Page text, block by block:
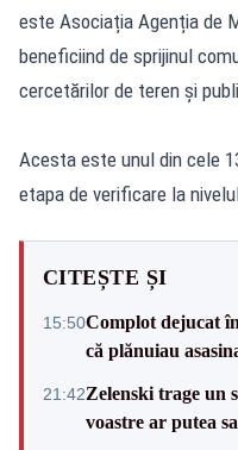
este Asociația Agenția de
beneficiind de sprijinul
cercetărilor de teren și
Acesta este unul din cele
etapa de verificare la
CITEȘTE ȘI
15:50Complot dejucat
că plănuiau
21:42Zelenski trage un
voastre ar putea